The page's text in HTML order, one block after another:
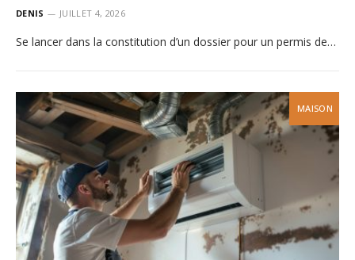
DENIS JUILLET 4, 2026
Se lancer dans la constitution d’un dossier pour un permis de…
MAISON